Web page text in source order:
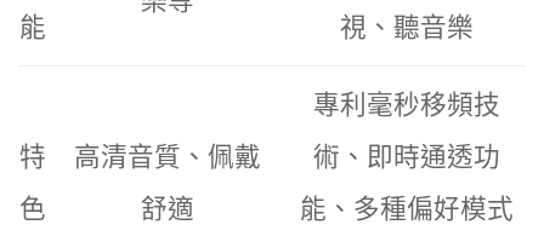
能
視、聽音樂
特
色
高清音質、佩戴
舒適
專利毫秒移頻技
術、即時通透功
能、多種偏好模式